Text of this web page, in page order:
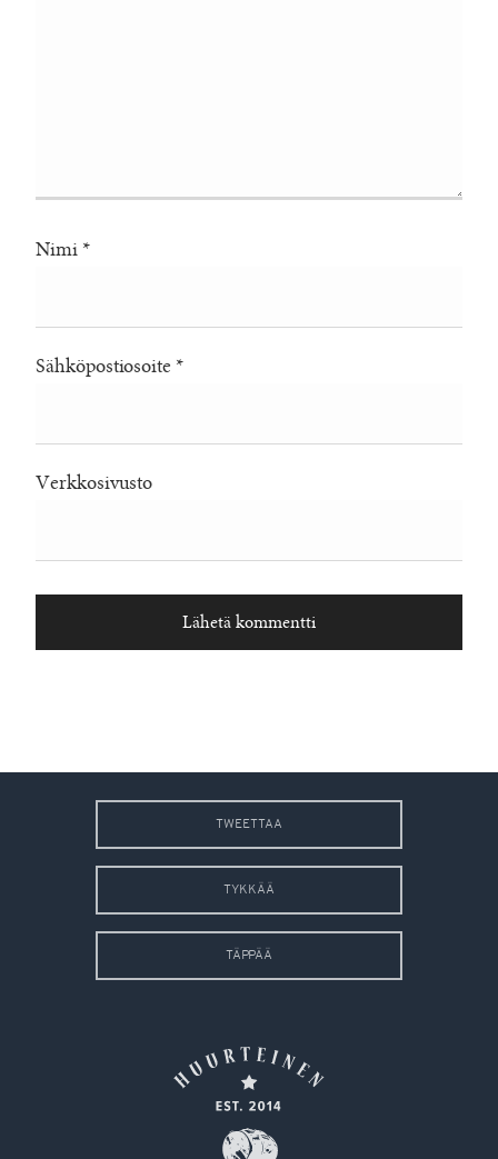
Nimi *
Sähköpostiosoite *
Verkkosivusto
TWEETTAA
TYKKÄÄ
TÄPPÄÄ